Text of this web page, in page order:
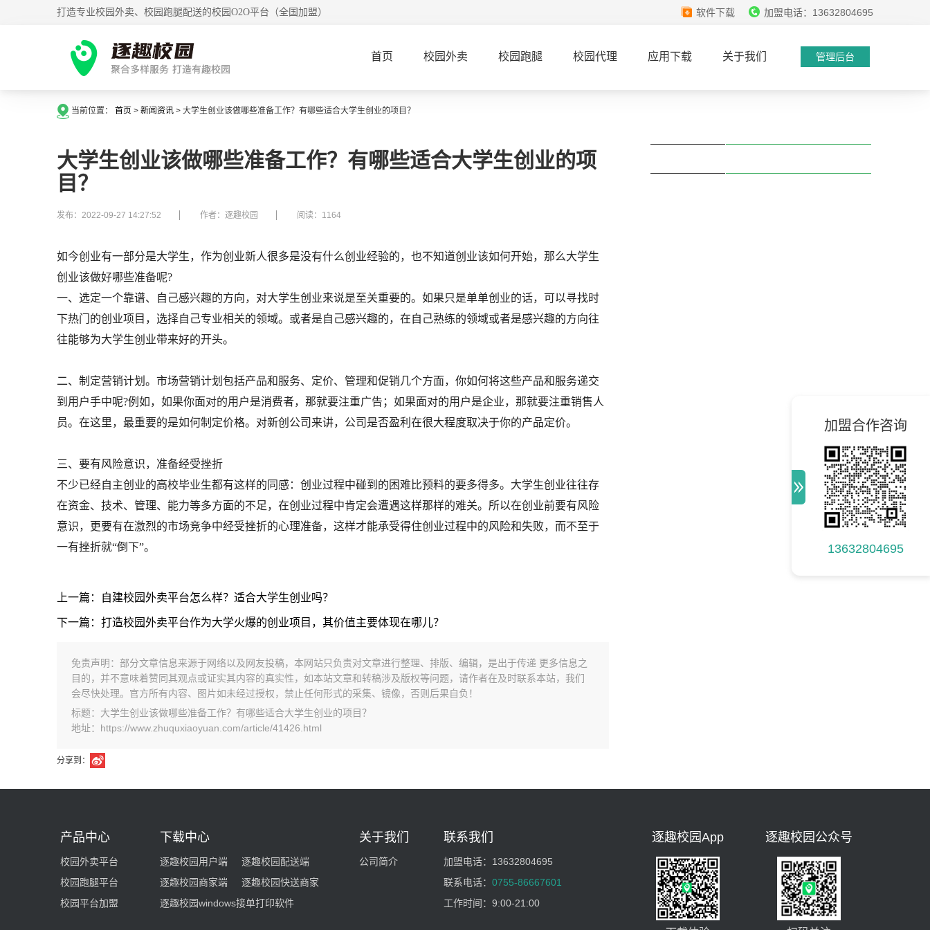
打造专业校园外卖、校园跑腿配送的校园O2O平台（全国加盟） 软件下载 加盟电话：13632804695
首页 校园外卖 校园跑腿 校园代理 应用下载 关于我们 管理后台
加盟合作咨询
13632804695
当前位置： 首页 > 新闻资讯 > 大学生创业该做哪些准备工作？有哪些适合大学生创业的项目？
大学生创业该做哪些准备工作？有哪些适合大学生创业的项
目？
发布：2022-09-27 14:27:52 作者：逐趣校园 阅读：1164
如今创业有一部分是大学生，作为创业新人很多是没有什么创业经验的，也不知道创业该如何开始，那么大学生
创业该做好哪些准备呢?
一、选定一个靠谱、自己感兴趣的方向，对大学生创业来说是至关重要的。如果只是单单创业的话，可以寻找时
下热门的创业项目，选择自己专业相关的领域。或者是自己感兴趣的，在自己熟练的领域或者是感兴趣的方向往
往能够为大学生创业带来好的开头。
二、制定营销计划。市场营销计划包括产品和服务、定价、管理和促销几个方面，你如何将这些产品和服务递交
到用户手中呢?例如，如果你面对的用户是消费者，那就要注重广告；如果面对的用户是企业，那就要注重销售人
员。在这里，最重要的是如何制定价格。对新创公司来讲，公司是否盈利在很大程度取决于你的产品定价。
三、要有风险意识，准备经受挫折
不少已经自主创业的高校毕业生都有这样的同感：创业过程中碰到的困难比预料的要多得多。大学生创业往往存
在资金、技术、管理、能力等多方面的不足，在创业过程中肯定会遭遇这样那样的难关。所以在创业前要有风险
意识，更要有在激烈的市场竞争中经受挫折的心理准备，这样才能承受得住创业过程中的风险和失败，而不至于
一有挫折就“倒下”。
上一篇：自建校园外卖平台怎么样？适合大学生创业吗？
下一篇：打造校园外卖平台作为大学火爆的创业项目，其价值主要体现在哪儿？
免责声明：部分文章信息来源于网络以及网友投稿，本网站只负责对文章进行整理、排版、编辑，是出于传递 更多信息之
目的，并不意味着赞同其观点或证实其内容的真实性，如本站文章和转稿涉及版权等问题，请作者在及时联系本站，我们
会尽快处理。官方所有内容、图片如未经过授权，禁止任何形式的采集、镜像，否则后果自负！
标题：大学生创业该做哪些准备工作？有哪些适合大学生创业的项目？
地址：https://www.zhuquxiaoyuan.com/article/41426.html
分享到：
产品中心
校园外卖平台
校园跑腿平台
校园平台加盟
下载中心
逐趣校园用户端
逐趣校园配送端
逐趣校园商家端
逐趣校园快送商家
逐趣校园windows接单打印软件
关于我们
公司简介
联系我们
加盟电话： 13632804695
联系电话： 0755-86667601
工作时间： 9:00-21:00
逐趣校园App 逐趣校园公众号